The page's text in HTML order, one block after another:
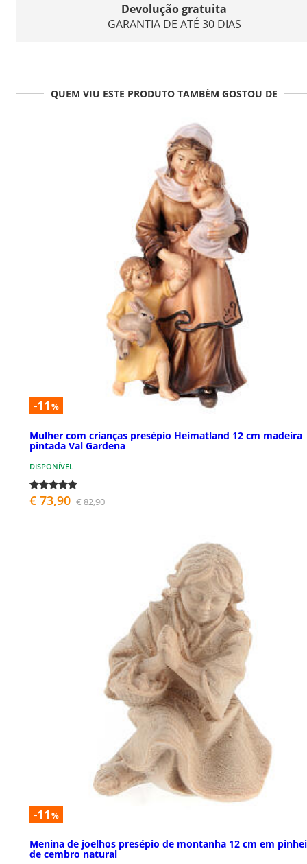
Devolução gratuita
GARANTIA DE ATÉ 30 DIAS
QUEM VIU ESTE PRODUTO TAMBÉM GOSTOU DE
-11 %
Mulher com crianças presépio Heimatland 12 cm madeira
pintada Val Gardena
DISPONÍVEL
€ 73,90 € 82,90
-11 %
Menina de joelhos presépio de montanha 12 cm em
de cembro natural